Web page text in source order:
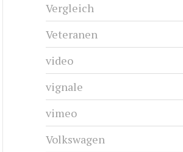
Vergleich
Veteranen
video
vignale
vimeo
Volkswagen